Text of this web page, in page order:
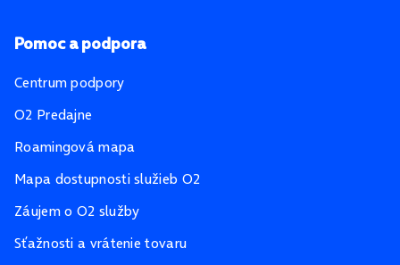
Pomoc a podpora
Centrum podpory
O2 Predajne
Roamingová mapa
Mapa dostupnosti služieb O2
Záujem o O2 služby
Sťažnosti a vrátenie tovaru